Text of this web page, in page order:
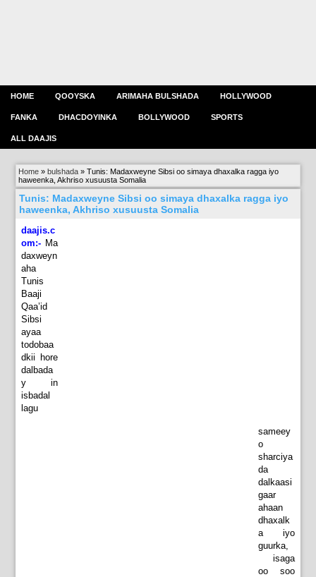
HOME QOOYSKA ARIMAHA BULSHADA HOLLYWOOD
FANKA DHACDOYINKA BOLLYWOOD SPORTS
ALL DAAJIS
Home » bulshada »Tunis: Madaxweyne Sibsi oo simaya dhaxalka ragga iyo
haweenka, Akhriso xusuusta Somalia
Tunis: Madaxweyne Sibsi oo simaya dhaxalka ragga iyo
haweenka, Akhriso xusuusta Somalia
daajis.c
om:- Ma
daxweyn
aha
Tunis
Baaji
Qaa’id
Sibsi
ayaa
todobaa
dkii hore
dalbada
y in
isbadal
lagu
sameey
o
sharciya
da
dalkaasi
gaar
ahaan
dhaxalk
a iyo
guurka,
isaga
oo soo